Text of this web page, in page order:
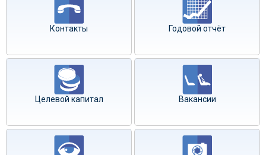
Контакты Годовой отчёт
Целевой капитал Вакансии